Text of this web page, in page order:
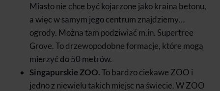
Miasto nie chce być kojarzone jako kraina betonu,
a więc w samym jego centrum znajdziemy…
ogrody. Można tam podziwiać m.in. Supertree
Grove. To drzewopodobne formacje, które mogą
mierzyć do 50 metrów.
Singapurskie ZOO.To bardzo ciekawe ZOO i
jedno z niewielu takich miejsc na świecie. W ZOO